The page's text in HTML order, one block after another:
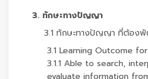
3. ทักษะทางปัญญา
3.1 ทักษะทางปัญญา ที่ต้อง
3.1 Learning Outcome
3.1.1 Able to search,
evaluate information